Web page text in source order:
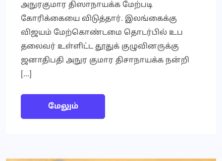
அநுரகுமார திஸாநாயக்க மேற்படி
கோரிக்கையை விடுத்தார். இலங்கைக்கு
விஜயம் மேற்கொண்டமை தொடர்பில் உப
தலைவர் உள்ளிட்ட தூதுக் குழுவினருக்கு
ஜனாதிபதி அநுர குமார திசாநாயக்க நன்றி
[…]
மேலும்